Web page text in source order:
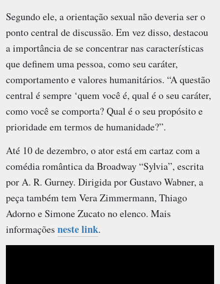
Segundo ele, a orientação sexual não deveria ser o
ponto central de discussão. Em vez disso, destacou
a importância de se concentrar nas características
que definem uma pessoa, como seu caráter,
comportamento e valores humanitários. “A questão
central é sempre ‘quem você é, qual é o seu caráter,
como você se comporta? Qual é o seu propósito e
prioridade em termos de humanidade?”.
Até 10 de dezembro, o ator está em cartaz com a
comédia romântica da Broadway “Sylvia”, escrita
por A. R. Gurney. Dirigida por Gustavo Wabner, a
peça também tem Vera Zimmermann, Thiago
Adorno e Simone Zucato no elenco. Mais
informações neste link.